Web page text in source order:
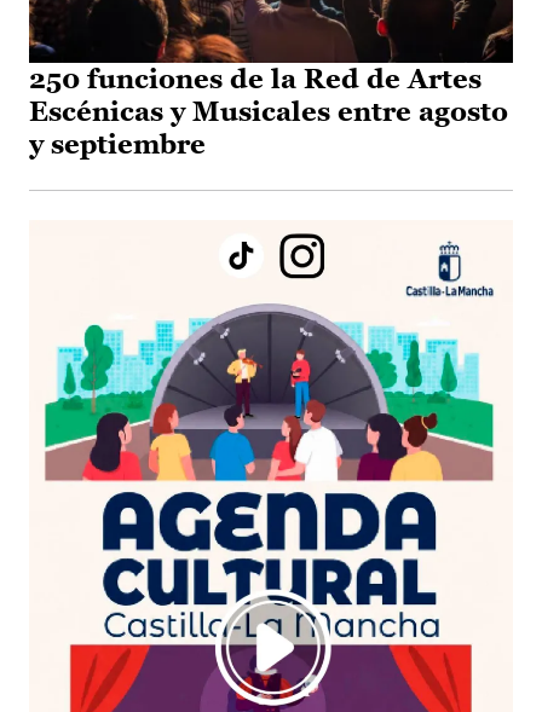
250 funciones de la Red de Artes
Escénicas y Musicales entre agosto
y septiembre